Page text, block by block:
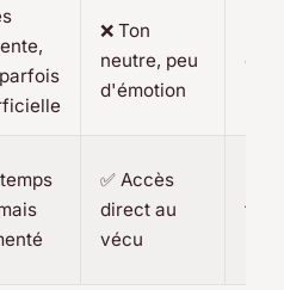
❌ Ton
neutre, peu
d'émotion
✅ Accès
direct au
vécu